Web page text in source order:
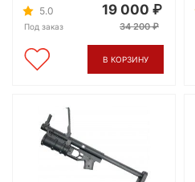
5.0
Под заказ
19 000
34 200
В КОРЗИНУ